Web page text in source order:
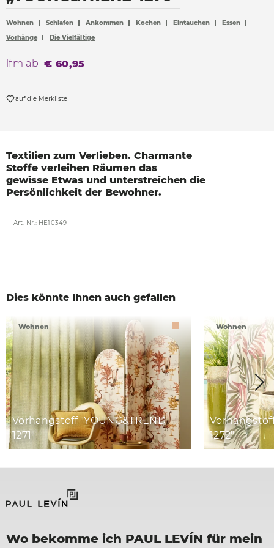
Möbelstoffe
Wohnen Schlafen Ankommen Kochen Eintauchen
Essen
Vorhänge
Die Vielfältige
lfm ab € 60,95
auf die Merkliste
Textilien zum Verlieben. Charmante
Stoffe verleihen Räumen das
gewisse Etwas und unterstreichen die
Persönlichkeit der Bewohner.
Art. Nr.: HE10349
Dies könnte Ihnen auch gefallen
Vorhangstoff "YOUNG&TREND
1271"
Wohnen
1272"
Wohnen
Wo bekomme ich PAUL LEVÍN für mein